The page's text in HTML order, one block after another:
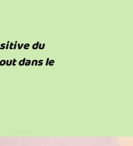
du
dans le